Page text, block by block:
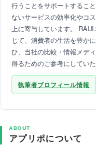
行うことをサポートするこ
ないサービスの効率化やコ
上に寄与しています。
じて、消費者の生活を豊か
ひ、当社の比較・情報メデ
得るためのご参考にしてい
執筆者プロフィール情報
ABOUT
アプリポについて